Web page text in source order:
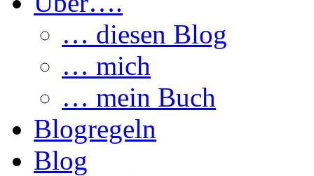
… diesen Blog
… mich
… mein Buch
Blogregeln
Blog